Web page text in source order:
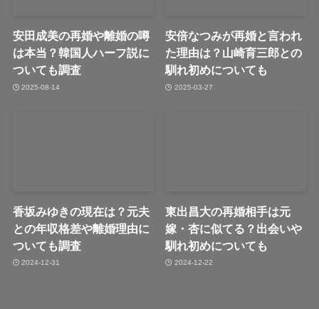
安田成美の再婚や離婚の噂
は本当？韓国人ハーフ説に
ついても調査
2025-08-14
安倍なつみが再婚と言われ
た理由は？山崎育三郎との
馴れ初めについても
2025-03-27
香坂みゆきの現在は？元夫
との年収格差や離婚理由に
ついても調査
2024-12-31
東出昌大の再婚相手は元
嫁・杏に似てる？出会いや
馴れ初めについても
2024-12-22